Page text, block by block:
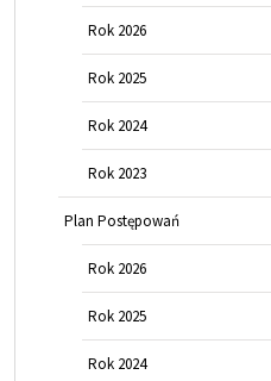
Rok 2026
Rok 2025
Rok 2024
Rok 2023
Plan Postępowań
Rok 2026
Rok 2025
Rok 2024